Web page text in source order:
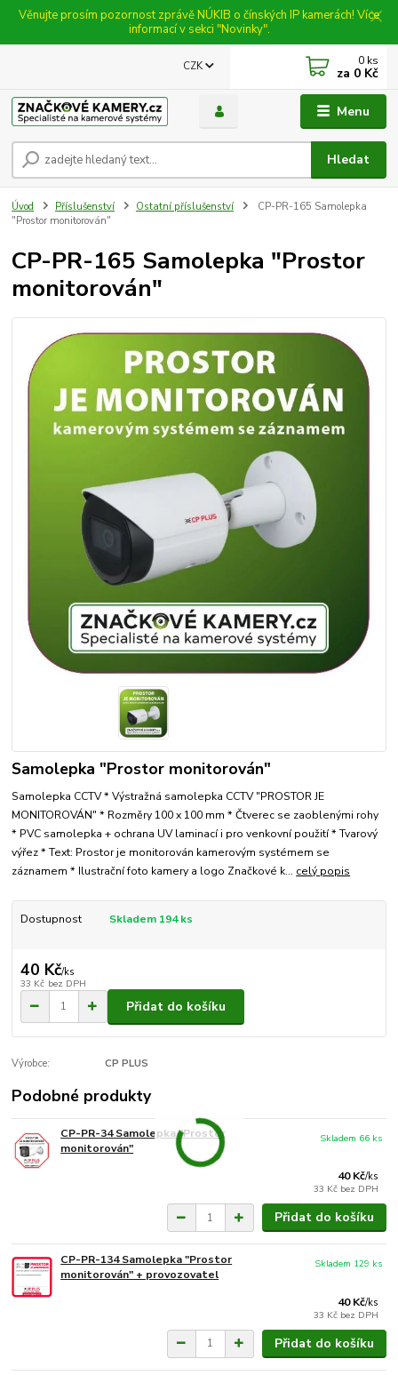
Věnujte prosím pozornost zprávě NÚKIB o čínských IP kamerách! Více
informací v sekci "Novinky".
Menu
CZK
Hledat
0 ks
za 0 Kč
Úvod Příslušenství Ostatní příslušenství
CP-PR-165 Samolepka
"Prostor monitorován"
CP-PR-165 Samolepka "Prostor
monitorován"
Samolepka "Prostor monitorován"
Samolepka CCTV * Výstražná samolepka CCTV "PROSTOR JE
MONITOROVÁN" * Rozměry 100 x 100 mm * Čtverec se zaoblenými rohy
* PVC samolepka + ochrana UV laminací i pro venkovní použití * Tvarový
výřez * Text: Prostor je monitorován kamerovým systémem se
záznamem * Ilustrační foto kamery a logo Značkové k... celý popis
Dostupnost Skladem 194 ks
40 Kč/ks
33 Kč bez DPH
Přidat do košíku
Výrobce: CP PLUS
Podobné produkty
CP-PR-34 Samolepka "Prostor
monitorován"
40 Kč/ks
33 Kč bez DPH
Skladem 66 ks
Přidat do košíku
CP-PR-134 Samolepka "Prostor
monitorován" + provozovatel
40 Kč/ks
33 Kč bez DPH
Skladem 129 ks
Přidat do košíku